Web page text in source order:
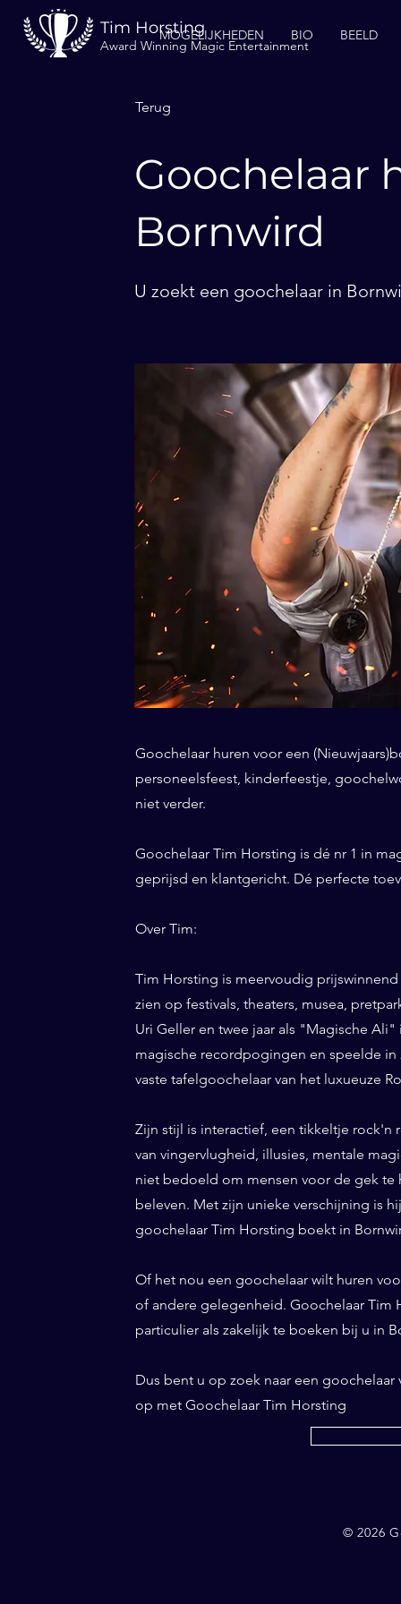
Tim Horsting
Award Winning Magic Entertainment
MOGELIJKHEDEN BIO BEELD
Terug
Goochelaar
Bornwird
U zoekt een goochelaar in
Goochelaar huren voor een
personeelsfeest, kinderfeestje,
niet verder.
Goochelaar Tim Horsting is dé nr 1 in
geprijsd en klantgericht. Dé perfecte
Over Tim:
Tim Horsting is meervoudig
zien op festivals, theaters, musea,
Uri Geller en twee jaar als "Magische
magische recordpogingen en speelde in
vaste tafelgoochelaar van het luxueuze
Zijn stijl is interactief, een tikkeltje rock'n
van vingervlugheid, illusies, mentale
niet bedoeld om mensen voor de gek te
beleven. Met zijn unieke verschijning is
goochelaar Tim Horsting boekt in
Of het nou een goochelaar wilt huren
of andere gelegenheid. Goochelaar Tim
particulier als zakelijk te boeken bij u in
Dus bent u op zoek naar een
op met Goochelaar Tim Horsting
© 2026